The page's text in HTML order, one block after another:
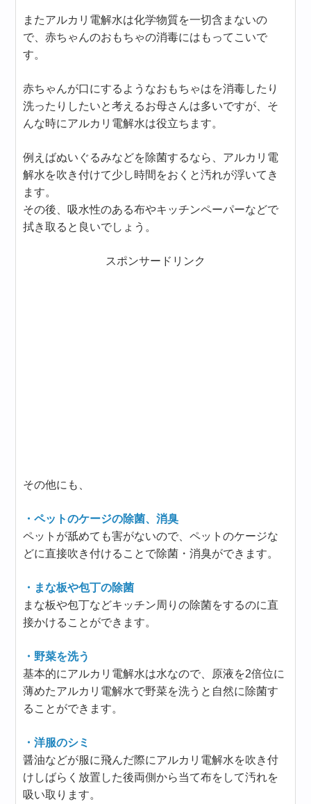
またアルカリ電解水は化学物質を一切含まないの
で、赤ちゃんのおもちゃの消毒にはもってこいで
す。
赤ちゃんが口にするようなおもちゃはを消毒したり
洗ったりしたいと考えるお母さんは多いですが、そ
んな時にアルカリ電解水は役立ちます。
例えばぬいぐるみなどを除菌するなら、アルカリ電
解水を吹き付けて少し時間をおくと汚れが浮いてき
ます。
その後、吸水性のある布やキッチンペーパーなどで
拭き取ると良いでしょう。
スポンサードリンク
その他にも、
・ペットのケージの除菌、消臭
ペットが舐めても害がないので、ペットのケージな
どに直接吹き付けることで除菌・消臭ができます。
・まな板や包丁の除菌
まな板や包丁などキッチン周りの除菌をするのに直
接かけることができます。
・野菜を洗う
基本的にアルカリ電解水は水なので、原液を2倍位に
薄めたアルカリ電解水で野菜を洗うと自然に除菌す
ることができます。
・洋服のシミ
醤油などが服に飛んだ際にアルカリ電解水を吹き付
けしばらく放置した後両側から当て布をして汚れを
吸い取ります。